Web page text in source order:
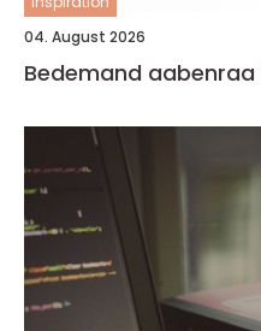
04. August 2026